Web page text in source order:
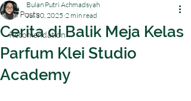
All Posts
Recomendation
Cerita di Balik Meja Kelas
Parfum Klei Studio
Academy
Bulan Putri Achmadsyah
Jul 30, 2025 2 min read